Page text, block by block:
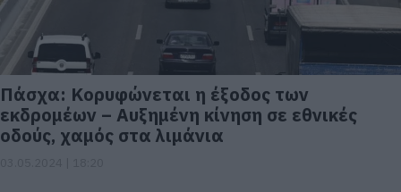
Πάσχα: Κορυφώνεται η έξοδος των
εκδρομέων – Αυξημένη κίνηση σε εθνικές
οδούς, χαμός στα λιμάνια